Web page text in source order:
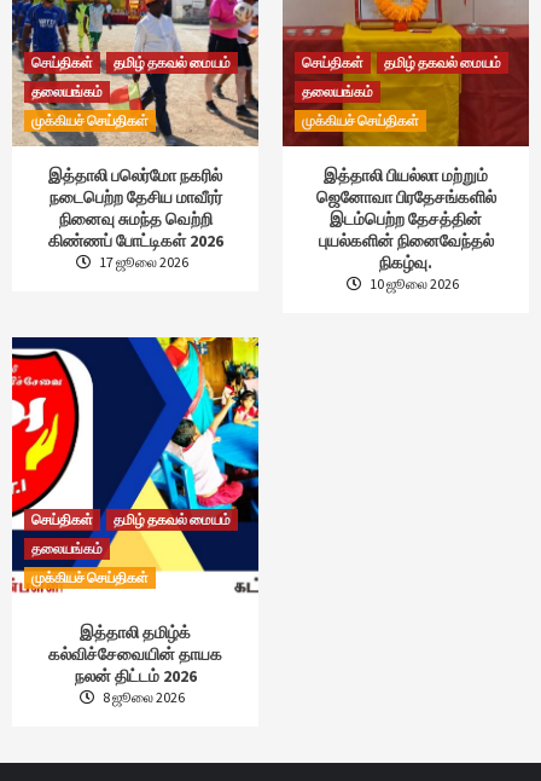
செய்திகள்
தமிழ் தகவல் மையம்
தலையங்கம்
முக்கியச் செய்திகள்
இத்தாலி பலெர்மோ நகரில்
நடைபெற்ற தேசிய மாவீரர்
நினைவு சுமந்த வெற்றி
கிண்ணப் போட்டிகள் 2026
17 ஜூலை 2026
செய்திகள்
தமிழ் தகவல் மையம்
தலையங்கம்
முக்கியச் செய்திகள்
இத்தாலி பியல்லா மற்றும்
ஜெனோவா பிரதேசங்களில்
இடம்பெற்ற தேசத்தின்
புயல்களின் நினைவேந்தல்
நிகழ்வு.
10 ஜூலை 2026
செய்திகள்
தமிழ் தகவல் மையம்
தலையங்கம்
முக்கியச் செய்திகள்
இத்தாலி தமிழ்க்
கல்விச்சேவையின் தாயக
நலன் திட்டம் 2026
8 ஜூலை 2026